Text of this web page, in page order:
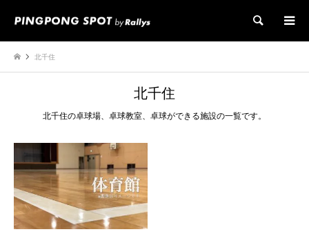
検索
北千住
北千住
北千住の卓球場、卓球教室、卓球ができる施設の一覧です。